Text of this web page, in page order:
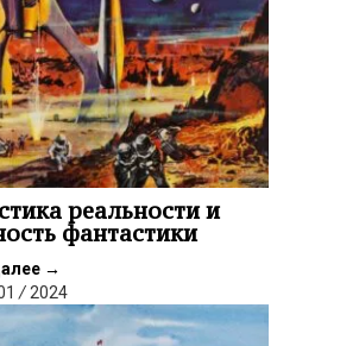
реальности и
фантастики
→
/ 2024